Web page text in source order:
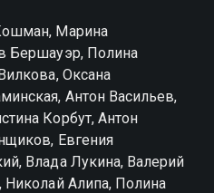
безопасности.
она вместе со
преследовать
Их главная цель — не
стала известна
к катастрофе. Смотреть
крови» онлайн в хорошем
WINK в Смотрёшке.
Марина
Бершауэр, Полина
Оксана
Антон Васильев,
Корбут, Антон
Евгения
Влада Лукина, Валерий
Алипа, Полина